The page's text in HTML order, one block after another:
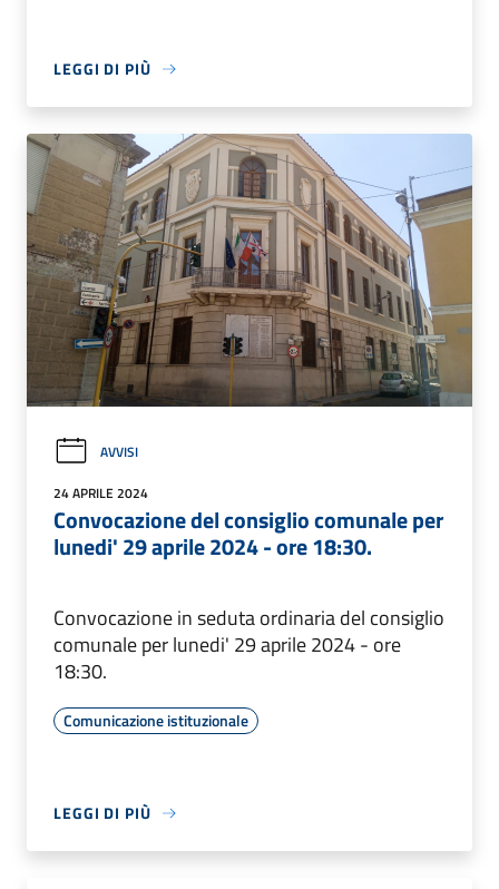
LEGGI DI PIÙ
AVVISI
24 APRILE 2024
Convocazione del consiglio comunale per
lunedi' 29 aprile 2024 - ore 18:30.
Convocazione in seduta ordinaria del consiglio
comunale per lunedi' 29 aprile 2024 - ore
18:30.
Comunicazione istituzionale
LEGGI DI PIÙ